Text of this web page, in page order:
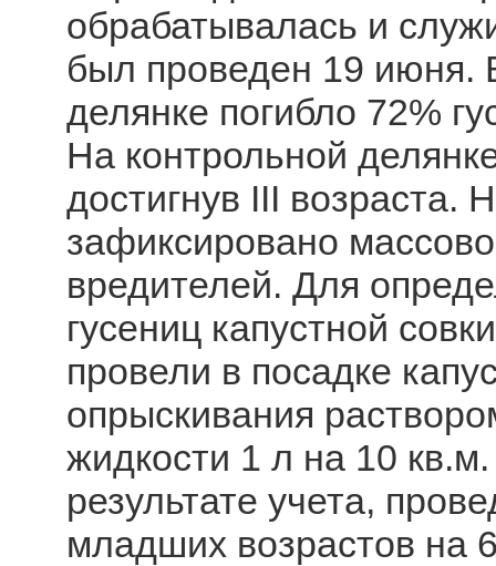
обрабатывалась и
был проведен 19 июня.
делянке погибло 72%
На контрольной
достигнув III возраста.
зафиксировано
вредителей. Для
гусениц капустной
провели в посадке
опрыскивания
жидкости 1 л на 10
результате учета,
младших возрастов на